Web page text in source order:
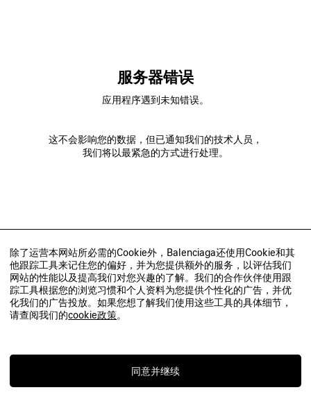
除了运营本网站所必需的Cookie外，Balenciaga还使用Cookie和其
他跟踪工具来记住您的偏好，并为您提供额外的服务，以评估我们
网站的性能以及提高我们对您兴趣的了解。我们的合作伙伴使用跟
踪工具根据您的浏览习惯和个人资料为您提供个性化的广告，并优
化我们的广告投放。如果您想了解我们使用这些工具的具体细节，
请查阅我们的cookie政策。
同意并继续
服务器错误
应用程序遇到未知错误。
这不会影响您的数据，但已通知我们的技术人员，
我们将以最紧急的方式进行处理。